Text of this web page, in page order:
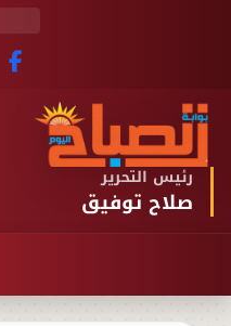
رئيس التحرير
صلاح توفيق